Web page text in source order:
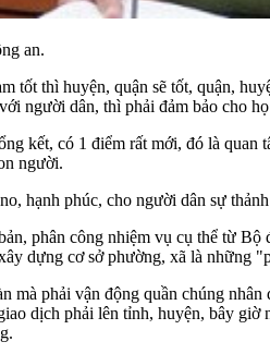
an.
tốt thì huyện, quận sẽ tốt, quận,
người dân, thì phải đảm bảo cho
kết, có 1 điểm rất mới, đó là quan
người.
hạnh phúc, cho người dân sự
phân công nhiệm vụ cụ thể từ
dựng cơ sở phường, xã là
mà phải vận động quần chúng
dịch phải lên tỉnh, huyện, bây